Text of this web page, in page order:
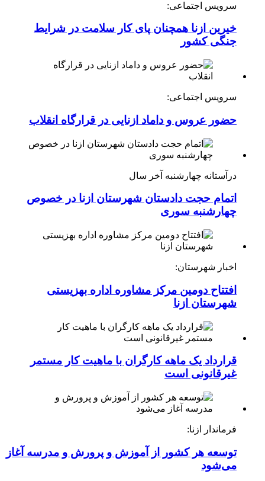
سرویس اجتماعی:
خیرین ازنا همچنان پای کار سلامت در شرایط
جنگی کشور
سرویس اجتماعی:
حضور عروس و داماد ازنایی در قرارگاه انقلاب
درآستانه چهارشنبه آخر سال
اتمام حجت دادستان شهرستان ازنا در خصوص
چهارشنبه ‌سوری
اخبار شهرستان:
افتتاح دومین مرکز مشاوره اداره بهزیستی
شهرستان ازنا
قرارداد یک ماهه کارگران با ماهیت کار مستمر
غیرقانونی است
فرماندار ازنا:
توسعه هر کشور از آموزش و پرورش و مدرسه آغاز
می‌شود